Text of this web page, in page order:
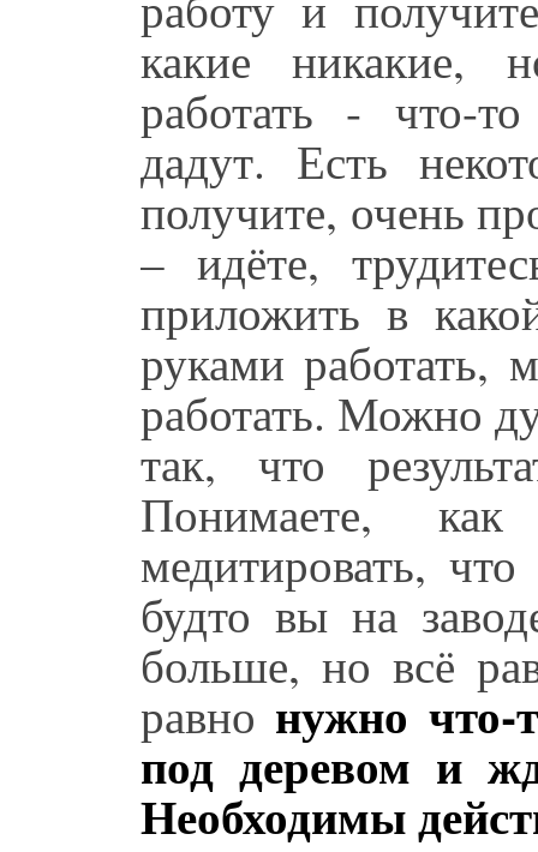
какие никакие,
работать - что-
дадут. Есть
получите, очень
– идёте,
приложить в
руками
работать. Можно
так, что
Понимаете,
медитировать,
будто вы на
больше, но всё
равно нужно что-
под деревом и
Необходимы